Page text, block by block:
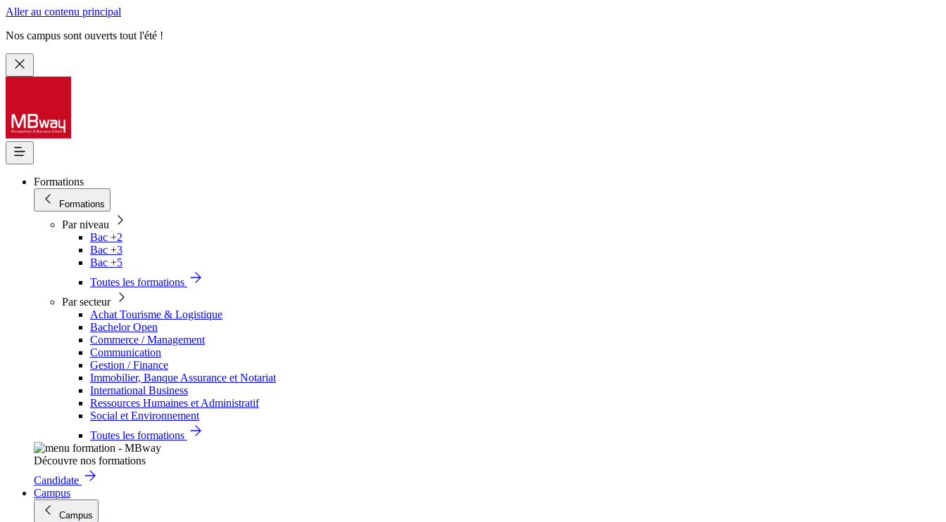
Aller au contenu principal
Nos campus sont ouverts tout l'été !
Formations
Formations
Par niveau
Bac +2
Bac +3
Bac +5
Toutes les formations
Par secteur
Achat Tourisme & Logistique
Bachelor Open
Commerce / Management
Communication
Gestion / Finance
Immobilier, Banque Assurance et Notariat
International Business
Ressources Humaines et Administratif
Social et Environnement
Toutes les formations
Découvre nos formations
Candidate
Campus
Campus